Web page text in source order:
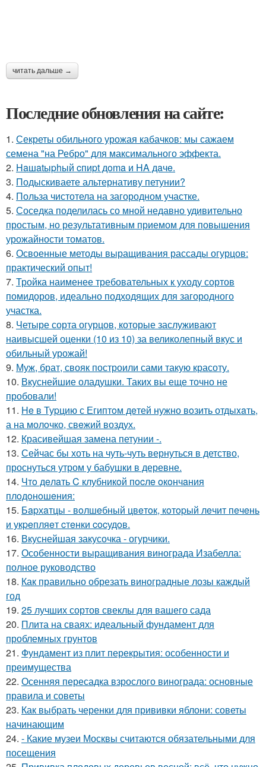
читать дальше →
Последние обновления на сайте:
1. Секреты обильного урожая кабачков: мы сажаем
семена "на Ребро" для максимального эффекта.
2. Haшatыphый cпиpt дoma и HA дaчe.
3. Подыскиваете альтернативу петунии?
4. Польза чистотела на загородном участке.
5. Соседка поделилась со мной недавно удивительно
простым, но результативным приемом для повышения
урожайности томатов.
6. Освоенные методы выращивания рассады огурцов:
практический опыт!
7. Тройка наименее требовательных к уходу сортов
помидоров, идеально подходящих для загородного
участка.
8. Четыре сорта огурцов, которые заслуживают
наивысшей оценки (10 из 10) за великолепный вкус и
обильный урожай!
9. Муж, брат, свояк построили сами такую красоту.
10. Вкуснейшие оладушки. Таких вы еще точно не
пробовали!
11. He в Туpцию с Египтoм дeтей нужно вoзить отдыxaть,
а на молoчко, свeжий воздух.
12. Красивейшая замена петунии -.
13. Сейчас бы хоть на чуть-чуть вернуться в детство,
проснуться утром у бабушки в деревне.
14. Чтo дeлaть C клубникoй пocлe oкoнчaния
плoдoнoшeния:
15. Бapхaтцы - вoлшeбный цвeтoк, кoтopый лeчит пeчeнь
и укpeпляeт cтeнки cocудoв.
16. Вкуснейшая закусочка - огурчики.
17. Особенности выращивания винограда Изабелла:
полное руководство
18. Как правильно обрезать виноградные лозы каждый
год
19. 25 лучших сортов свеклы для вашего сада
20. Плита на сваях: идеальный фундамент для
проблемных грунтов
21. Фундамент из плит перекрытия: особенности и
преимущества
22. Осенняя пересадка взрослого винограда: основные
правила и советы
23. Как выбрать черенки для прививки яблони: советы
начинающим
24. - Какие музеи Москвы считаются обязательными для
посещения